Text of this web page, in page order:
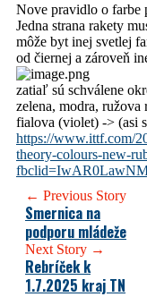
Nove pravidlo o farbe
Jedna strana rakety
môže byt inej svetlej
od čiernej a zároveň
zatiaľ sú schválene
zelena, modra, ružova
fialova (violet) -> (asi
https://www.ittf.com/
theory-colours-new-
← Previous Story
Smernica na
podporu mládeže
Next Story →
Rebríček k
1.7.2025 kraj TN